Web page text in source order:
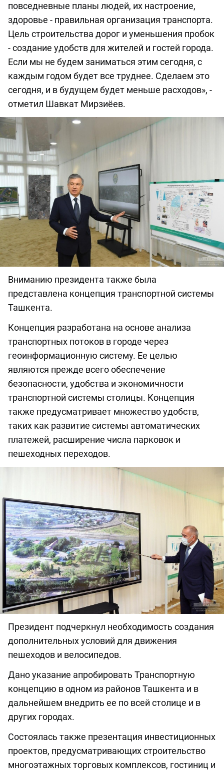
повседневные планы людей, их настроение,
здоровье - правильная организация транспорта.
Цель строительства дорог и уменьшения пробок
- создание удобств для жителей и гостей города.
Если мы не будем заниматься этим сегодня, с
каждым годом будет все труднее. Сделаем это
сегодня, и в будущем будет меньше расходов», -
отметил Шавкат Мирзиёев.
Вниманию президента также была
представлена концепция транспортной системы
Ташкента.
Концепция разработана на основе анализа
транспортных потоков в городе через
геоинформационную систему. Ее целью
являются прежде всего обеспечение
безопасности, удобства и экономичности
транспортной системы столицы. Концепция
также предусматривает множество удобств,
таких как развитие системы автоматических
платежей, расширение числа парковок и
пешеходных переходов.
Президент подчеркнул необходимость создания
дополнительных условий для движения
пешеходов и велосипедов.
Дано указание апробировать Транспортную
концепцию в одном из районов Ташкента и в
дальнейшем внедрить ее по всей столице и в
других городах.
Состоялась также презентация инвестиционных
проектов, предусматривающих строительство
многоэтажных торговых комплексов, гостиниц и